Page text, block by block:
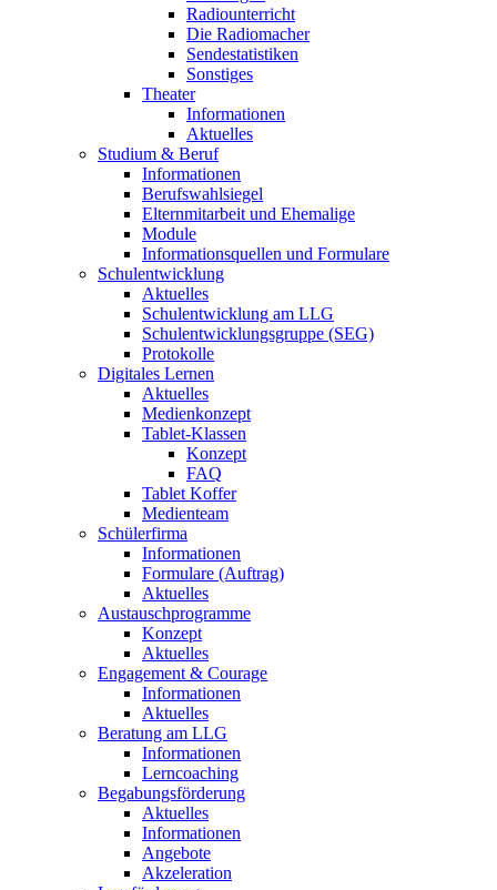
Radiounterricht
Die Radiomacher
Sendestatistiken
Sonstiges
Theater
Informationen
Aktuelles
Studium & Beruf
Informationen
Berufswahlsiegel
Elternmitarbeit und Ehemalige
Module
Informationsquellen und Formulare
Schulentwicklung
Aktuelles
Schulentwicklung am LLG
Schulentwicklungsgruppe (SEG)
Protokolle
Digitales Lernen
Aktuelles
Medienkonzept
Tablet-Klassen
Konzept
FAQ
Tablet Koffer
Medienteam
Schülerfirma
Informationen
Formulare (Auftrag)
Aktuelles
Austauschprogramme
Konzept
Aktuelles
Engagement & Courage
Informationen
Aktuelles
Beratung am LLG
Informationen
Lerncoaching
Begabungsförderung
Aktuelles
Informationen
Angebote
Akzeleration